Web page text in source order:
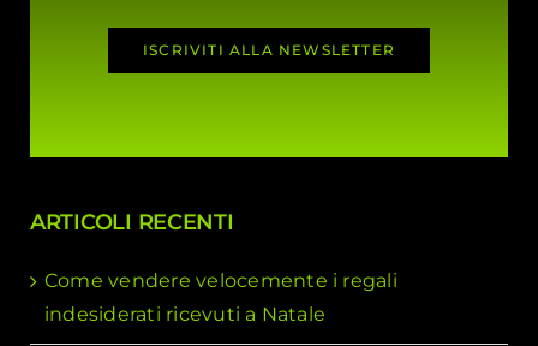
ISCRIVITI ALLA NEWSLETTER
ARTICOLI RECENTI
Come vendere velocemente i regali
indesiderati ricevuti a Natale